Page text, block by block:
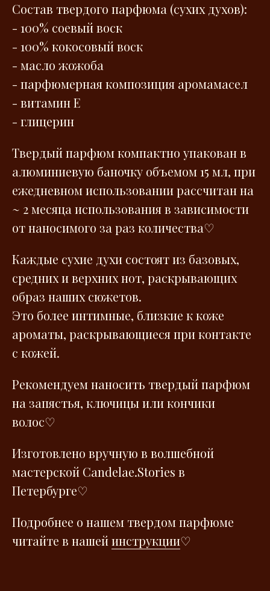
Состав твердого парфюма (сухих духов):
- 100% cоевый воск
- 100% кокосовый воск
- масло жожоба
- парфюмерная композиция аромамасел
- витамин E
- глицерин
Твердый парфюм компактно упакован в
алюминиевую баночку объемом 15 мл, при
ежедневном использовании рассчитан на
~ 2 месяца использования в зависимости
от наносимого за раз количества♡
Каждые сухие духи состоят из базовых,
средних и верхних нот, раскрывающих
образ наших сюжетов.
Это более интимные, близкие к коже
ароматы, раскрывающиеся при контакте
с кожей.
Рекомендуем наносить твердый парфюм
на запястья, ключицы или кончики
волос♡
Изготовлено вручную в волшебной
мастерской Сandelae.Stories в
Петербурге♡
Подробнее о нашем твердом парфюме
читайте в нашейинструкции♡